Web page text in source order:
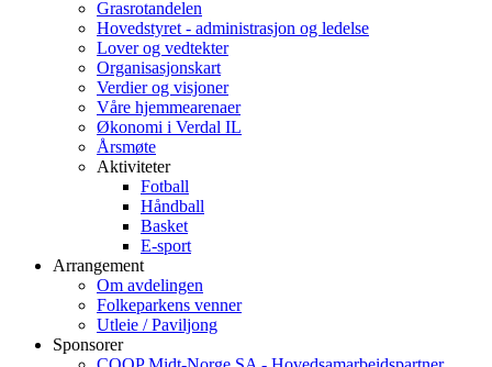
Grasrotandelen
Hovedstyret - administrasjon og ledelse
Lover og vedtekter
Organisasjonskart
Verdier og visjoner
Våre hjemmearenaer
Økonomi i Verdal IL
Årsmøte
Aktiviteter
Fotball
Håndball
Basket
E-sport
Arrangement
Om avdelingen
Folkeparkens venner
Utleie / Paviljong
Sponsorer